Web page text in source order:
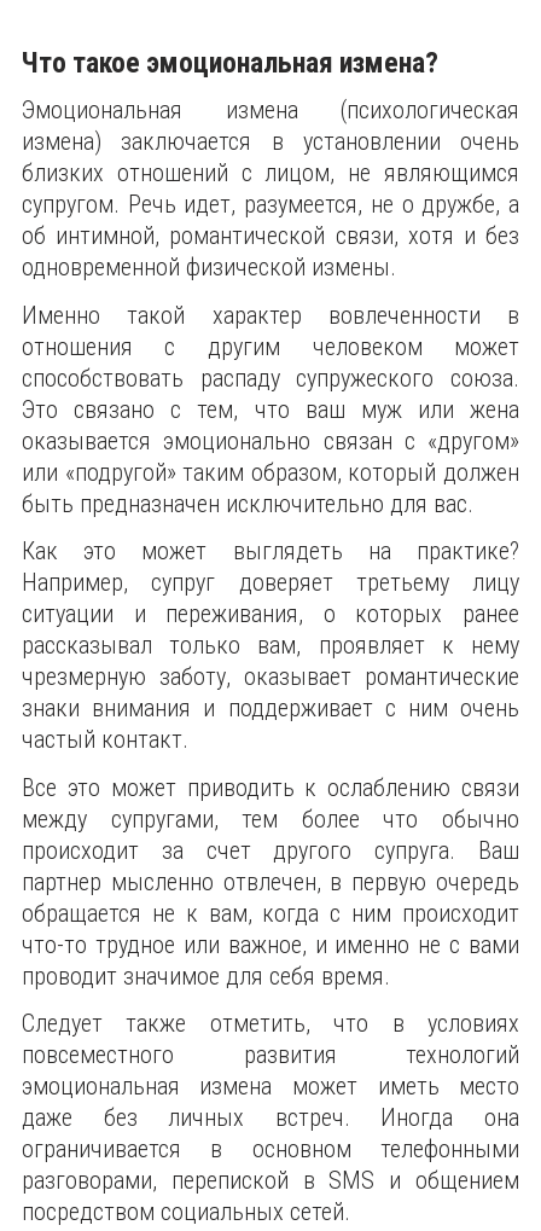
Что такое эмоциональная измена?
Эмоциональная измена (психологическая
измена) заключается в установлении очень
близких отношений с лицом, не являющимся
супругом. Речь идет, разумеется, не о дружбе, а
об интимной, романтической связи, хотя и без
одновременной физической измены.
Именно такой характер вовлеченности в
отношения с другим человеком может
способствовать распаду супружеского союза.
Это связано с тем, что ваш муж или жена
оказывается эмоционально связан с «другом»
или «подругой» таким образом, который должен
быть предназначен исключительно для вас.
Как это может выглядеть на практике?
Например, супруг доверяет третьему лицу
ситуации и переживания, о которых ранее
рассказывал только вам, проявляет к нему
чрезмерную заботу, оказывает романтические
знаки внимания и поддерживает с ним очень
частый контакт.
Все это может приводить к ослаблению связи
между супругами, тем более что обычно
происходит за счет другого супруга. Ваш
партнер мысленно отвлечен, в первую очередь
обращается не к вам, когда с ним происходит
что-то трудное или важное, и именно не с вами
проводит значимое для себя время.
Следует также отметить, что в условиях
повсеместного развития технологий
эмоциональная измена может иметь место
даже без личных встреч. Иногда она
ограничивается в основном телефонными
разговорами, перепиской в SMS и общением
посредством социальных сетей.